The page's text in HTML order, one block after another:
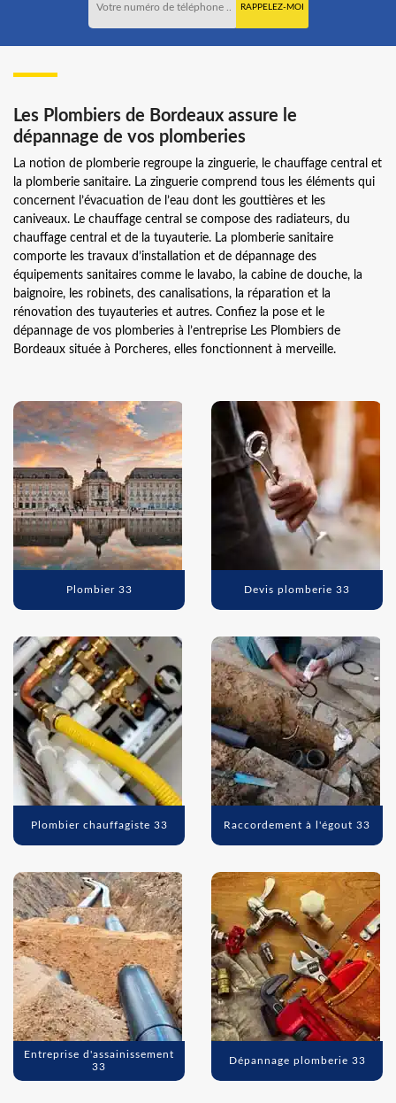
Les Plombiers de Bordeaux assure le
dépannage de vos plomberies
La notion de plomberie regroupe la zinguerie, le chauffage central et
la plomberie sanitaire. La zinguerie comprend tous les éléments qui
concernent l’évacuation de l’eau dont les gouttières et les
caniveaux. Le chauffage central se compose des radiateurs, du
chauffage central et de la tuyauterie. La plomberie sanitaire
comporte les travaux d’installation et de dépannage des
équipements sanitaires comme le lavabo, la cabine de douche, la
baignoire, les robinets, des canalisations, la réparation et la
rénovation des tuyauteries et autres. Confiez la pose et le
dépannage de vos plomberies à l’entreprise Les Plombiers de
Bordeaux située à Porcheres, elles fonctionnent à merveille.
Plombier 33 Devis plomberie 33
Plombier chauffagiste 33 Raccordement à l'égout 33
Entreprise d'assainissement
33
Dépannage plomberie 33